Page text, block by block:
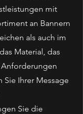
mit
an Bannern
als auch im
Material, das
Sie Ihrer Message
Sie die